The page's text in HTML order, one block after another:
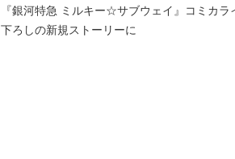
『銀河特急 ミルキー☆サブウェイ』コミカ
下ろしの新規ストーリーに